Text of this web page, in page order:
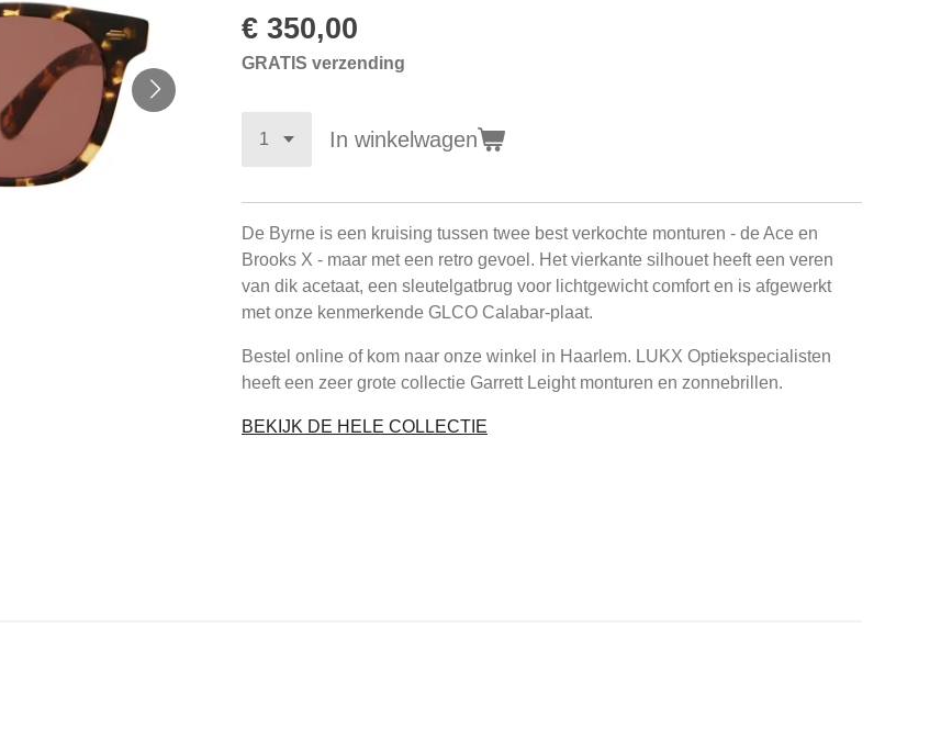
€ 350,00
GRATIS verzending
In winkelwagen
De Byrne is een kruising tussen twee best verkochte monturen - de Ace en
Brooks X - maar met een retro gevoel. Het vierkante silhouet heeft een veren
van dik acetaat, een sleutelgatbrug voor lichtgewicht comfort en is afgewerkt
met onze kenmerkende GLCO Calabar-plaat.
Bestel online of kom naar onze winkel in Haarlem. LUKX Optiekspecialisten
heeft een zeer grote collectie Garrett Leight monturen en zonnebrillen.
BEKIJK DE HELE COLLECTIE